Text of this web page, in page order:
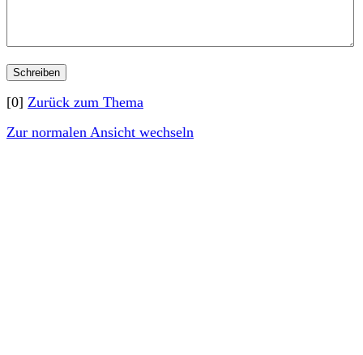
[0] Zurück zum Thema
Zur normalen Ansicht wechseln